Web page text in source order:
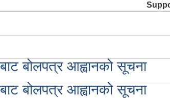
बोलपत्र आह्वानको सूचना
बोलपत्र आह्वानको सूचना